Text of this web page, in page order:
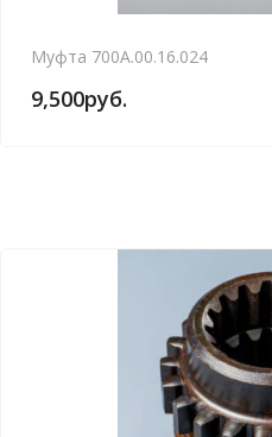
Муфта 700А.00.16.024
9,500руб.